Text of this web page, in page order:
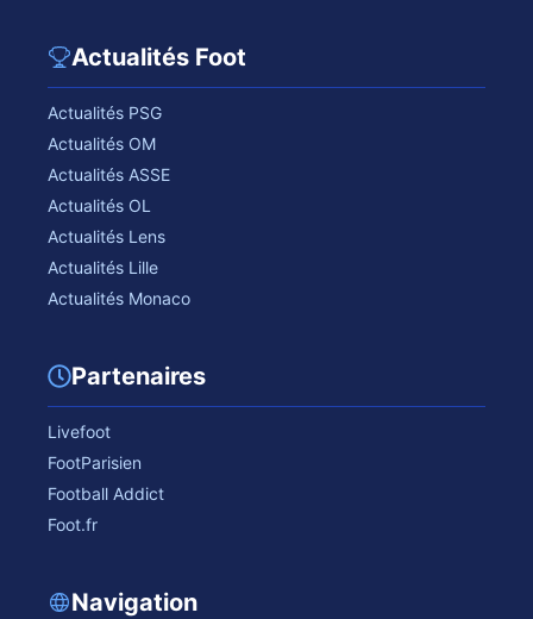
Actualités Foot
Actualités PSG
Actualités OM
Actualités ASSE
Actualités OL
Actualités Lens
Actualités Lille
Actualités Monaco
Partenaires
Livefoot
FootParisien
Football Addict
Foot.fr
Navigation